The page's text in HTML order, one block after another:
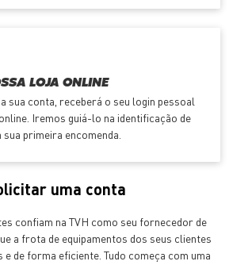
LOJA ONLINE
sua conta, receberá o seu login pessoal
Iremos guiá-lo na identificação de
primeira encomenda.
uma conta
confiam na TVH como seu fornecedor de
a frota de equipamentos dos seus clientes
de forma eficiente. Tudo começa com uma